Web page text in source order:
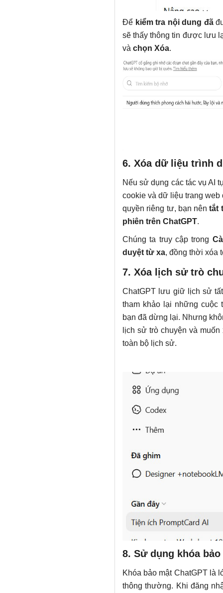
Để kiểm tra nội dung đã
sẽ thấy thông tin được lưu
và chọn Xóa.
6. Xóa dữ liệu trình
Nếu sử dụng các tác vụ AI
cookie và dữ liệu trang
quyền riêng tư, bạn nêntắt
phiên trên ChatGPT.
Chúng ta truy cập trong
duyệt từ xa, đồng thời xóa
7. Xóa lịch sử trò
ChatGPT lưu giữ lịch sử
tham khảo lại những cuộc
bạn đã dừng lại. Nhưng
lịch sử trò chuyện và
toàn bộ lịch sử.
8. Sử dụng khóa
Khóa bảo mật ChatGPT là
thông thường. Khi đăng